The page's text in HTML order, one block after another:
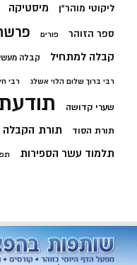
ליקוטי מוהר"ן מיסטיקה
ספר הזוהר פורים
קבלה למתחיל קבלה
רבי ברוך שלום הלוי אשלג רבי
שערי קדושה
תורת הסוד תורת הקבלה
תלמוד עשר הספירות